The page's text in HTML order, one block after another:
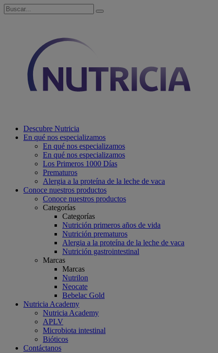
Descubre Nutricia
En qué nos especializamos
En qué nos especializamos
En qué nos especializamos
Los Primeros 1000 Días
Prematuros
Alergia a la proteína de la leche de vaca
Conoce nuestros productos
Conoce nuestros productos
Categorías
Categorías
Nutrición primeros años de vida
Nutrición prematuros
Alergia a la proteína de la leche de vaca
Nutrición gastrointestinal
Marcas
Marcas
Nutrilon
Neocate
Bebelac Gold
Nutricia Academy
Nutricia Academy
APLV
Microbiota intestinal
Bióticos
Contáctanos